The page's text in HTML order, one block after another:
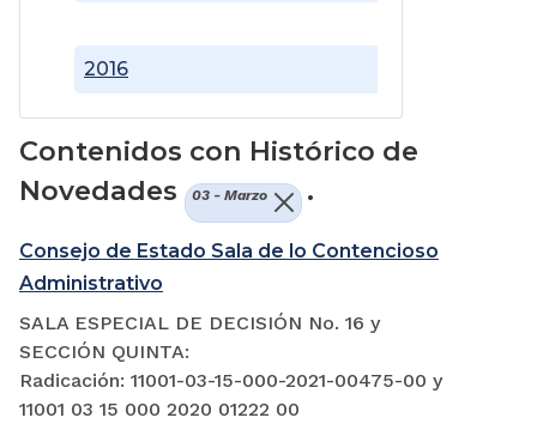
2016
Contenidos con Histórico de
Novedades
03 - Marzo .
Consejo de Estado Sala de lo Contencioso
Administrativo
SALA ESPECIAL DE DECISIÓN No. 16 y
SECCIÓN QUINTA:
Radicación: 11001-03-15-000-2021-00475-00 y
11001 03 15 000 2020 01222 00